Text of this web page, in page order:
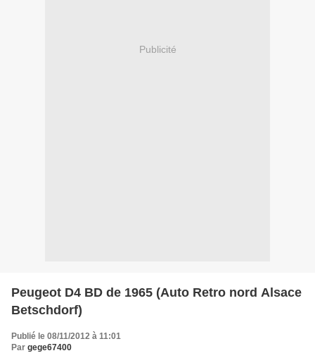
Publicité
Peugeot D4 BD de 1965 (Auto Retro nord Alsace
Betschdorf)
Publié le 08/11/2012 à 11:01
Par gege67400